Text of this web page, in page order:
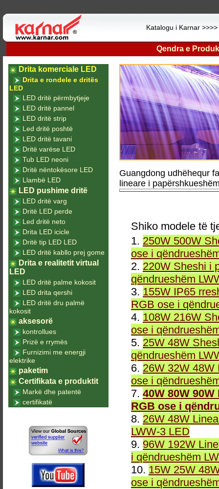
Katalogu i Karnar >>>>
Qendra e
Guangdong udhëhequr
lineare i
Shiko modele të
1. 250W 500W
ose i
2. 220W Sheshi i
qëndrueshëm
3. 155W IP65
RGB ose i
4. 108W 216W
ose i
5. 25W 48W
qëndrueshëm
6. 26W 32W 48W
ose i
7. 40W 80W
RGB ose i
8. 26W 48W
LWW-3 LED
9. 96W 192W
i qëndrueshëm
10. 15W 25W
ose i
Drita komerciale LED
Drita e rondele e dritës
LED
LED dritë përmbytjeje
LED dritë pannel
LED dritë strip
Led dritë poshtë
LED dritë tavani
Dritë varëse LED
Tub LED neoni
Dritë nëntokësore LED
Llambë LED
LED pushime dritë
LED dritë varg
Dritë LED perde
Led dritë neto
Drita LED icicle
Dritë tip LED LED
LED dritë kabllo prej gome
Drita e realitetit virtual
LED
LED dritë palme kokosit
LED drita qershi
LED dritë dru palmë
kokosit
aksesorë
kontrollues
Prizë e rrymës
Furnizimi me energji
elektrike
paketim
Certifikata e produktit
Markë dhe patentë
certifikatë